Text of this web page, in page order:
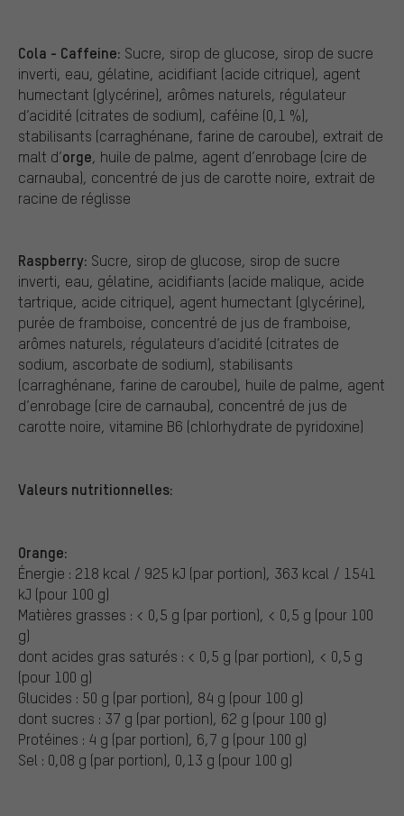
Cola - Caffeine: Sucre, sirop de glucose, sirop de sucre
inverti, eau, gélatine, acidifiant (acide citrique), agent
humectant (glycérine), arômes naturels, régulateur
d’acidité (citrates de sodium), caféine (0,1 %),
stabilisants (carraghénane, farine de caroube), extrait de
malt d’orge, huile de palme, agent d’enrobage (cire de
carnauba), concentré de jus de carotte noire, extrait de
racine de réglisse
Raspberry: Sucre, sirop de glucose, sirop de sucre
inverti, eau, gélatine, acidifiants (acide malique, acide
tartrique, acide citrique), agent humectant (glycérine),
purée de framboise, concentré de jus de framboise,
arômes naturels, régulateurs d’acidité (citrates de
sodium, ascorbate de sodium), stabilisants
(carraghénane, farine de caroube), huile de palme, agent
d’enrobage (cire de carnauba), concentré de jus de
carotte noire, vitamine B6 (chlorhydrate de pyridoxine)
Valeurs nutritionnelles:
Orange:
Énergie : 218 kcal / 925 kJ (par portion), 363 kcal / 1541
kJ (pour 100 g)
Matières grasses : < 0,5 g (par portion), < 0,5 g (pour 100
g)
dont acides gras saturés : < 0,5 g (par portion), < 0,5 g
(pour 100 g)
Glucides : 50 g (par portion), 84 g (pour 100 g)
dont sucres : 37 g (par portion), 62 g (pour 100 g)
Protéines : 4 g (par portion), 6,7 g (pour 100 g)
Sel : 0,08 g (par portion), 0,13 g (pour 100 g)